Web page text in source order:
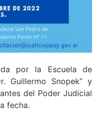
por la Escuela de
Guillermo Snopek” y
del Poder Judicial
fecha.